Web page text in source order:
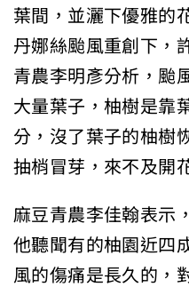
葉間，並灑下優雅
丹娜絲颱風重創下
青農李明彥分析，
大量葉子，柚樹是
分，沒了葉子的柚
抽梢冒芽，來不及開
麻豆青農李佳翰表示
他聽聞有的柚園近
風的傷痛是長久的，